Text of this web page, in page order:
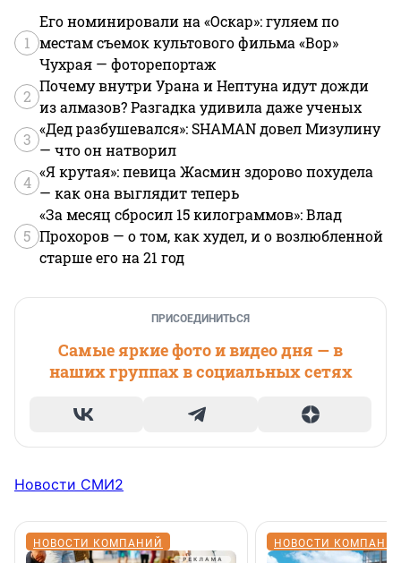
1
Его номинировали на «Оскар»: гуляем по
местам съемок культового фильма «Вор»
Чухрая — фоторепортаж
2
Почему внутри Урана и Нептуна идут дожди
из алмазов? Разгадка удивила даже ученых
3
«Дед разбушевался»: SHAMAN довел Мизулину
— что он натворил
4
«Я крутая»: певица Жасмин здорово похудела
— как она выглядит теперь
5
«За месяц сбросил 15 килограммов»: Влад
Прохоров — о том, как худел, и о возлюбленной
старше его на 21 год
ПРИСОЕДИНИТЬСЯ
Самые яркие фото и видео дня — в
наших группах в социальных сетях
Новости СМИ2
НОВОСТИ КОМПАНИЙ НОВОСТИ